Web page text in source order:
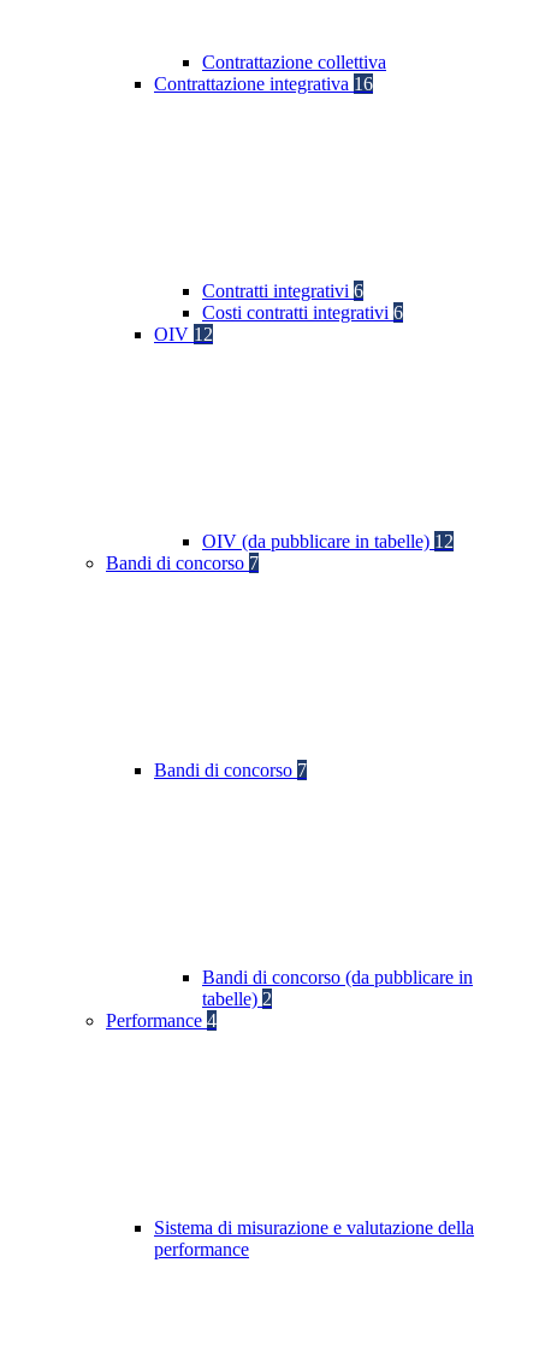
Contrattazione collettiva
Contrattazione integrativa 16
Contratti integrativi 6
Costi contratti integrativi 6
OIV 12
OIV (da pubblicare in tabelle) 12
Bandi di concorso 7
Bandi di concorso 7
Bandi di concorso (da pubblicare in
tabelle) 2
Performance 4
Sistema di misurazione e valutazione della
performance